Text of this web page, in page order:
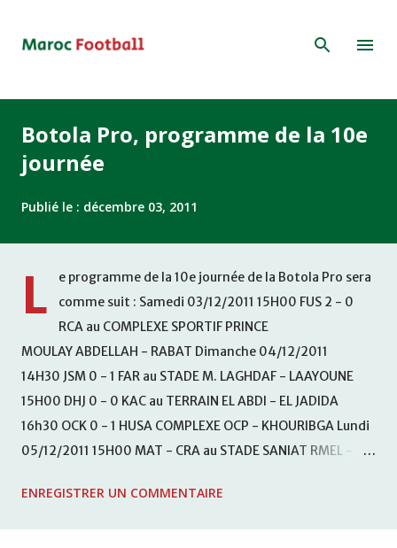
Botola Pro, programme de la 10e
journée
Publié le : décembre 03, 2011
L
e programme de la 10e journée de la Botola Pro sera
comme suit : Samedi 03/12/2011 15H00 FUS 2 - 0
RCA au COMPLEXE SPORTIF PRINCE
MOULAY ABDELLAH - RABAT Dimanche 04/12/2011
14H30 JSM 0 - 1 FAR au STADE M. LAGHDAF - LAAYOUNE
15H00 DHJ 0 - 0 KAC au TERRAIN EL ABDI - EL JADIDA
16h30 OCK 0 - 1 HUSA COMPLEXE OCP - KHOURIBGA Lundi
05/12/2011 15H00 MAT - CRA au STADE SANIAT RMEL -
KHEMISET Mardi 06/12/2011 15H00 WAF - OCS au
ENREGISTRER UN COMMENTAIRE